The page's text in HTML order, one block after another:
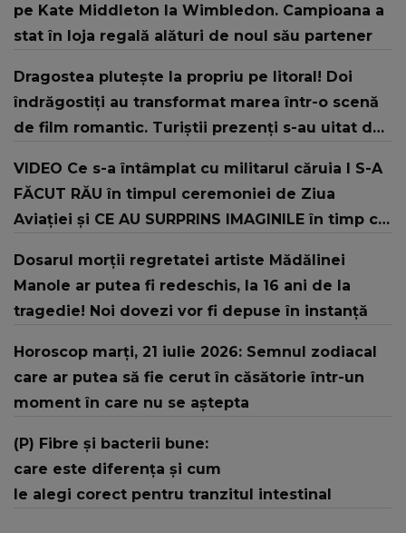
pe Kate Middleton la Wimbledon. Campioana a
stat în loja regală alături de noul său partener
Dragostea plutește la propriu pe litoral! Doi
îndrăgostiți au transformat marea într-o scenă
de film romantic. Turiștii prezenți s-au uitat de
VIDEO Ce s-a întâmplat cu militarul căruia I S-A
FĂCUT RĂU în timpul ceremoniei de Ziua
Aviației şi CE AU SURPRINS IMAGINILE în timp ce
săracul băiat! Sper că..."
Dosarul morții regretatei artiste Mădălinei
Manole ar putea fi redeschis, la 16 ani de la
tragedie! Noi dovezi vor fi depuse în instanță
Horoscop marți, 21 iulie 2026: Semnul zodiacal
care ar putea să fie cerut în căsătorie într-un
moment în care nu se aștepta
(P) Fibre și bacterii bune:
care este diferența și cum
le alegi corect pentru tranzitul intestinal